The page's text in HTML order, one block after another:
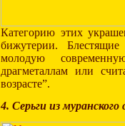
Категорию этих
бижутерии.
молодую
драгметаллам или
возрасте”.
4. Серьги из муранского